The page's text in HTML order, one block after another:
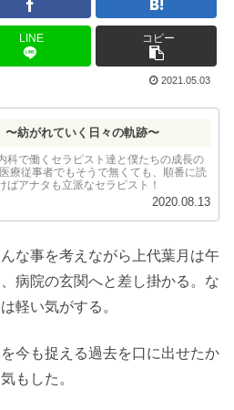
LINE コピー
2021.05.03
紡がれていく日々の軌跡〜
科で働くセラピスト達と僕たちの成長の
療従事者でもそうで無くても、順番に読
ばアナタも立派なセラピスト！
2020.08.13
な事を考えながら上代葉月は午
病院の玄関へと差し掛かる。な
軽い気がする。
今も捉える過去を口に出せたか
もした。